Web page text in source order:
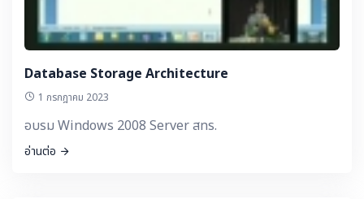
Database Storage Architecture
1 กรกฎาคม 2023
อบรม Windows 2008 Server สทร.
อ่านต่อ